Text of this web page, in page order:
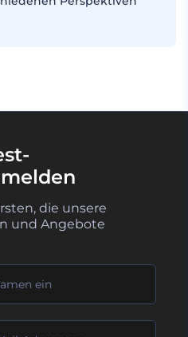
die unsere
und Angebote